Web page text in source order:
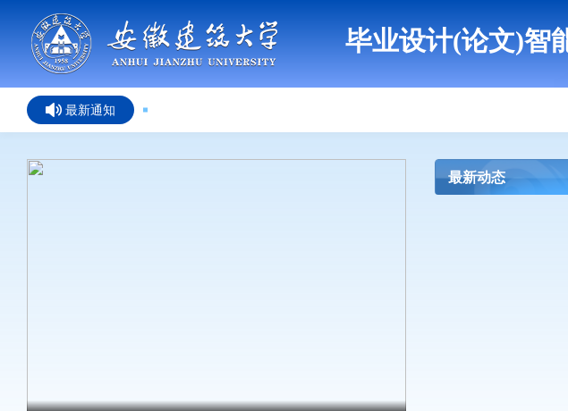
毕业设计(论文)智
最新通知
最新动态